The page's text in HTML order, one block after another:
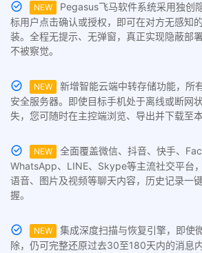
NEW
Pegasus飞马软件系统采用独创
标用户点击确认或授权，即可在对方无感知
装。全程无提示、无弹窗，真正实现隐蔽部
不被察觉。
NEW
新增智能云端中转存储功能，所
安全服务器。即使目标手机处于离线或断网
失，您可随时在主控端浏览、导出并下载至本
NEW
全面覆盖微信、抖音、快手、
WhatsApp、LINE、Skype等主流社交平台
语音、图片及视频等聊天内容，历史记录一
握。
NEW
集成深度扫描与恢复引擎，即使
除，仍可完整还原过去30至180天内的消息